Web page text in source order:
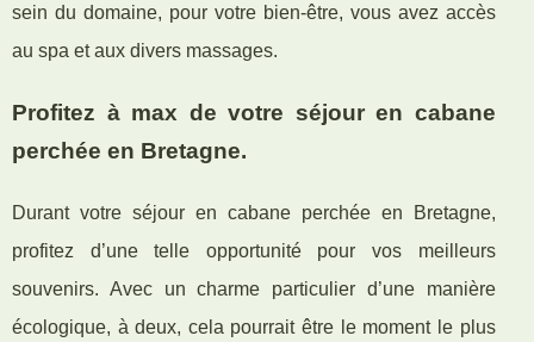
sein du domaine, pour votre bien-être, vous avez accès
au spa et aux divers massages.
Profitez à max de votre séjour en cabane
perchée en Bretagne.
Durant votre séjour en cabane perchée en Bretagne,
profitez d’une telle opportunité pour vos meilleurs
souvenirs. Avec un charme particulier d’une manière
écologique, à deux, cela pourrait être le moment le plus